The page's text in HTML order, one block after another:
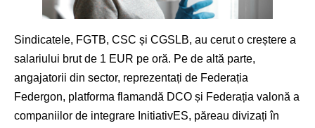
Sindicatele, FGTB, CSC și CGSLB, au cerut o creștere a
salariului brut de 1 EUR pe oră. Pe de altă parte,
angajatorii din sector, reprezentați de Federația
Federgon, platforma flamandă DCO și Federația valonă a
companiilor de integrare InitiativES, păreau divizați în